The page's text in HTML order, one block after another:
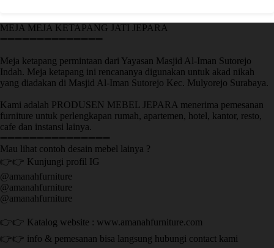
MEJA MEJA KETAPANG JATI JEPARA
➖➖➖➖➖➖➖➖➖➖➖➖➖➖
Meja ketapang permintaan dari Yayasan Masjid Al-Iman Sutorejo
Indah. Meja ketapang ini rencananya digunakan untuk akad nikah
yang diadakan di Masjid Al-Iman Sutorejo Kec. Mulyorejo Surabaya.
Kami adalah PRODUSEN MEBEL JEPARA menerima pemesanan
furniture untuk perlengkapan rumah, apartemen, hotel, kantor, resto,
cafe dan instansi lainya.
➖➖➖➖➖➖➖➖➖➖➖➖➖➖➖
Mau lihat contoh desain mebel lainya ?
👉👉 Kunjungi profil IG
@amanahfurniture
@amanahfurniture
@amanahfurniture
👉👉 Katalog website : www.amanahfurniture.com
👉👉 info & pemesanan bisa langsung hubungi contact kami